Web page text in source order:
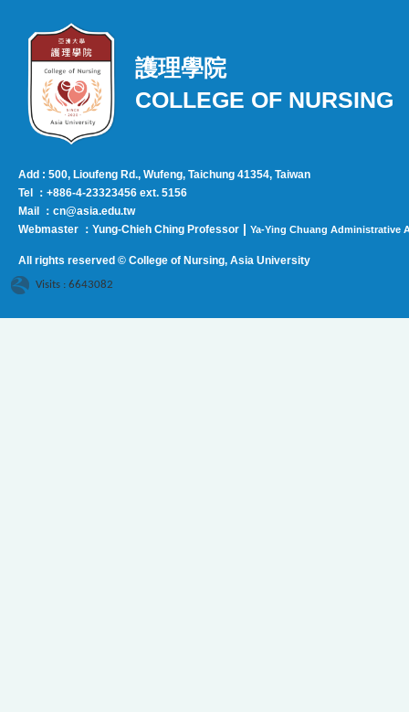
護理學院
COLLEGE OF NURSING
Add : 500, Lioufeng Rd., Wufeng, Taichung 41354, Taiwan
Tel ：+886-4-23323456 ext. 5156
Mail ：cn@asia.edu.tw
Webmaster ：Yung-Chieh Ching Professor |Ya-Ying Chuang Administrative
All rights reserved © College of Nursing, Asia University
Visits : 6643082